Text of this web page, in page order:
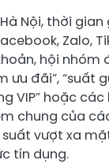
Nội, thời
Zalo,
hội
ưu đãi”, “suất
VIP” hoặc
chung của
vượt xa
tín dụng.